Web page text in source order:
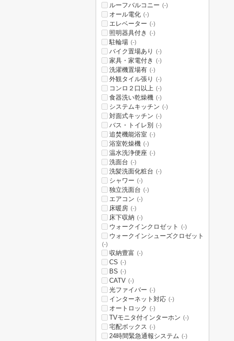
ルーフバルコニー (-)
オール電化 (-)
エレベーター (-)
照明器具付き (-)
駐輪場 (-)
バイク置場あり (-)
家具・家電付き (-)
洗濯機置場有 (-)
外観タイル張り (-)
コンロ２口以上 (-)
食器洗い乾燥機 (-)
システムキッチン (-)
対面式キッチン (-)
バス・トイレ別 (-)
追焚機能浴室 (-)
浴室乾燥機 (-)
温水洗浄便座 (-)
洗面台 (-)
洗髪洗面化粧台 (-)
シャワー (-)
独立洗面台 (-)
エアコン (-)
床暖房 (-)
床下収納 (-)
ウォークインクロゼット (-)
ウォークインシューズクロゼット
(-)
収納豊富 (-)
CS (-)
BS (-)
CATV (-)
光ファイバー (-)
インターネット対応 (-)
オートロック (-)
TVモニタ付インターホン (-)
宅配ボックス (-)
24時間緊急通報システム (-)